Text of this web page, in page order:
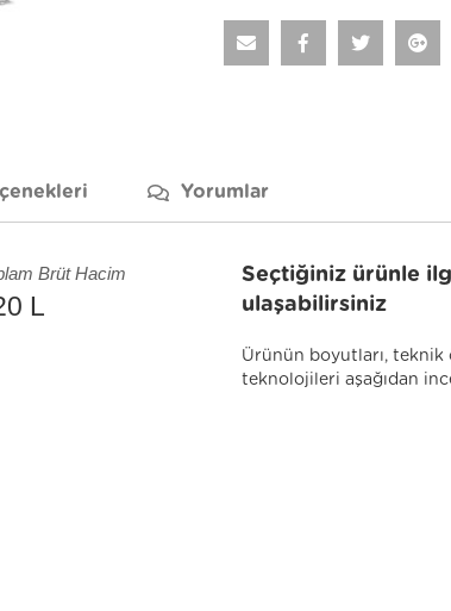
Yorumlar
Brüt Hacim
L
Seçtiğiniz ürünle
ulaşabilirsiniz
Ürünün boyutları,
teknolojileri aşağıdan